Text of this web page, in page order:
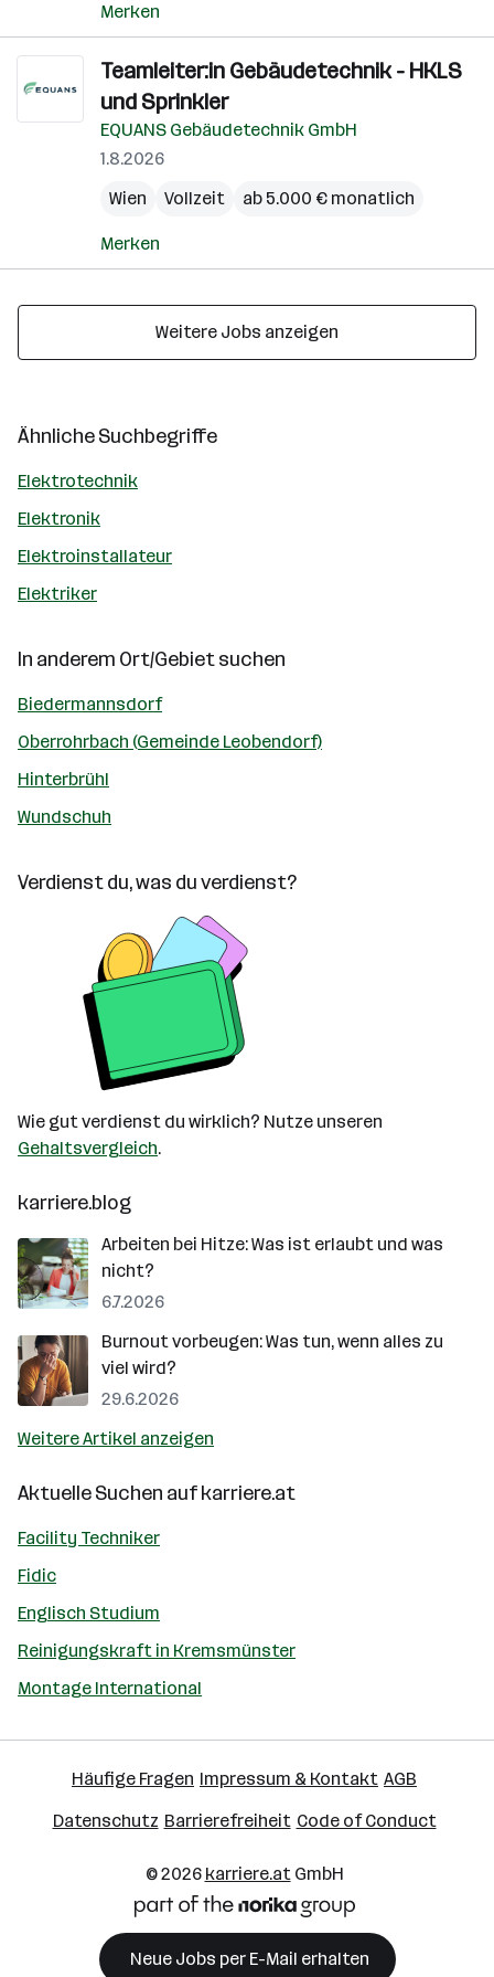
Merken
Teamleiter:in Gebäudetechnik - HKLS
und Sprinkler
EQUANS Gebäudetechnik GmbH
1.8.2026
Wien
Vollzeit ab 5.000 € monatlich
Merken
Weitere Jobs anzeigen
Ähnliche Suchbegriffe
Elektrotechnik
Elektronik
Elektroinstallateur
Elektriker
In anderem Ort/Gebiet suchen
Biedermannsdorf
Oberrohrbach (Gemeinde Leobendorf)
Hinterbrühl
Wundschuh
Verdienst du, was du verdienst?
Wie gut verdienst du wirklich? Nutze unseren
Gehaltsvergleich.
karriere.blog
Arbeiten bei Hitze: Was ist erlaubt und was
nicht?
6.7.2026
Burnout vorbeugen: Was tun, wenn alles zu
viel wird?
29.6.2026
Weitere Artikel anzeigen
Aktuelle Suchen aufkarriere.at
Facility Techniker
Fidic
Englisch Studium
Reinigungskraft in Kremsmünster
Montage International
Häufige Fragen Impressum & Kontakt AGB
Datenschutz Barrierefreiheit Code of Conduct
© 2026 karriere.atGmbH
Neue Jobs per E-Mail erhalten